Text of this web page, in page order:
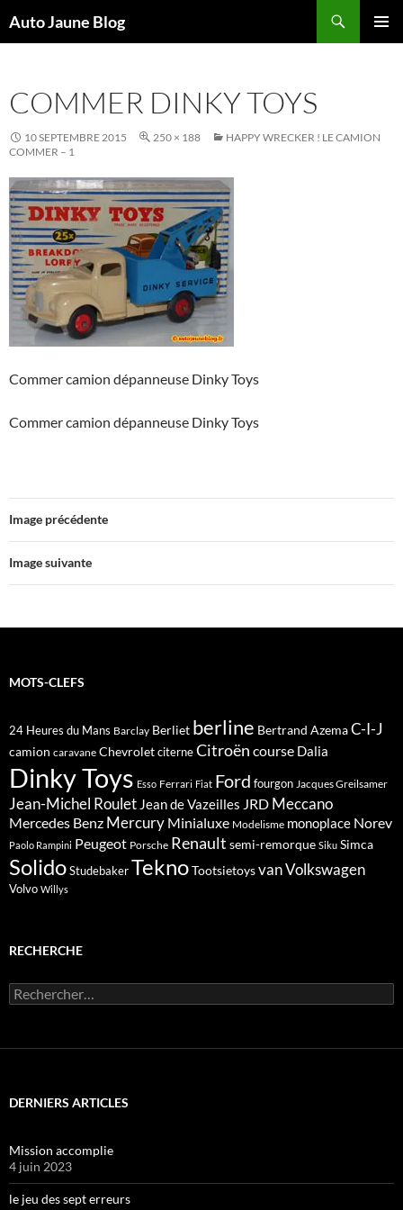
Auto Jaune Blog
COMMER DINKY TOYS
10 SEPTEMBRE 2015 250 × 188
HAPPY WRECKER ! LE CAMION
COMMER – 1
Commer camion dépanneuse Dinky Toys
Commer camion dépanneuse Dinky Toys
Image précédente
Image suivante
MOTS-CLEFS
24 Heures du Mans Barclay Berliet berline Bertrand AzemaC-I-J
camion caravane ChevroletciterneCitroën course Dalia
Dinky Toys Esso Ferrari Fiat Ford fourgon Jacques Greilsamer
Jean-Michel Roulet Jean de Vazeilles JRD Meccano
Mercedes Benz Mercury Minialuxe Modelisme monoplace Norev
Paolo Rampini Peugeot Porsche Renault semi-remorque Siku Simca
SolidoStudebakerTeknoTootsietoysvanVolkswagen
Volvo Willys
RECHERCHE
Rechercher :
DERNIERS ARTICLES
Mission accomplie
4 juin 2023
le jeu des sept erreurs